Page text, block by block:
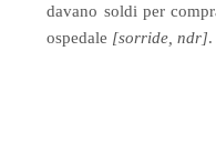
davano soldi per
ospedale [sorride, ndr].